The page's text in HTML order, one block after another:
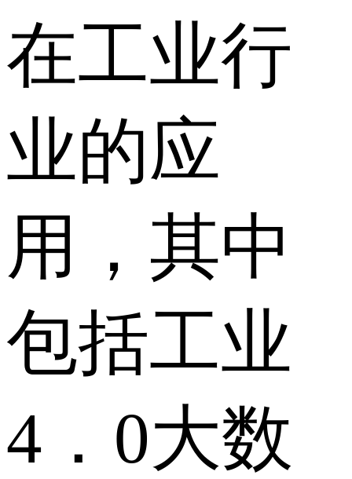
在工业行
业的应
用，其中
包括工业
4．0大数